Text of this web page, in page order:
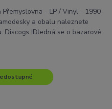
- LP / Vinyl - 1990
a obalu naleznete
Discogs IDJedná se o bazarové